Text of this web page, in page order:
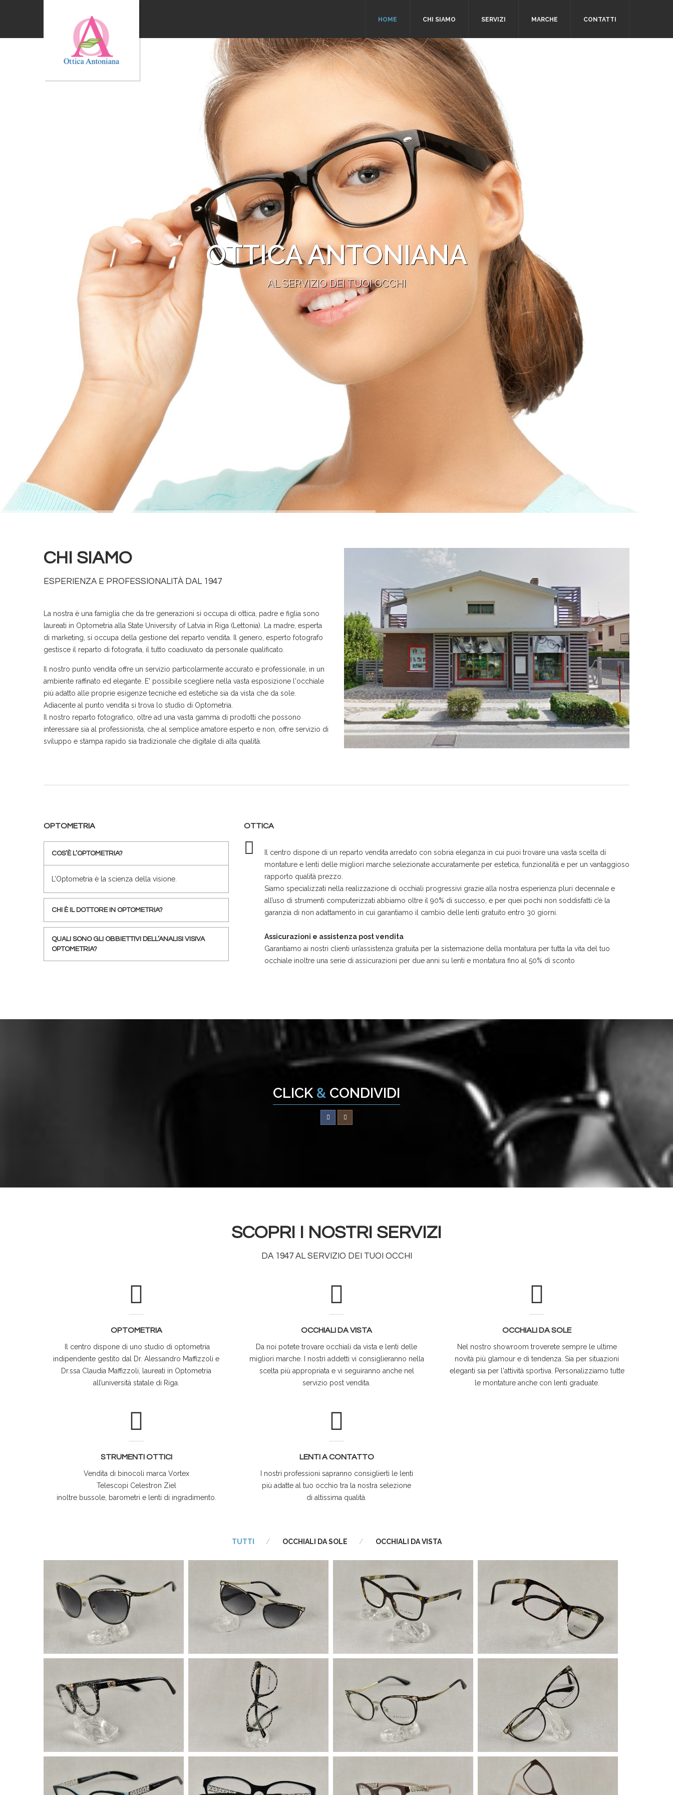
HOME CHI SIAMO SERVIZI MARCHE CONTATTI
CHI SIAMO
ESPERIENZA E PROFESSIONALITÀ DAL 1947
La nostra è una famiglia che da tre generazioni si occupa di ottica, padre e figlia sono
laureati in Optometria alla State University of Latvia in Riga (Lettonia). La madre, esperta
di marketing, si occupa della gestione del reparto vendita. Il genero, esperto fotografo
gestisce il reparto di fotografia, il tutto coadiuvato da personale qualificato.
Il nostro punto vendita offre un servizio particolarmente accurato e professionale, in un
ambiente raffinato ed elegante. E' possibile scegliere nella vasta esposizione l'occhiale
più adatto alle proprie esigenze tecniche ed estetiche sia da vista che da sole.
Adiacente al punto vendita si trova lo studio di Optometria.
Il nostro reparto fotografico, oltre ad una vasta gamma di prodotti che possono
interessare sia al professionista, che al semplice amatore esperto e non, offre servizio di
sviluppo e stampa rapido sia tradizionale che digitale di alta qualità.
OPTOMETRIA
COS’È L’OPTOMETRIA?
L’Optometria è la scienza della visione.
CHI È IL DOTTORE IN OPTOMETRIA?
QUALI SONO GLI OBBIETTIVI DELL’ANALISI VISIVA
OPTOMETRIA?
OTTICA
Il centro dispone di un reparto vendita arredato con sobria eleganza in cui puoi trovare una vasta scelta di
montature e lenti delle migliori marche selezionate accuratamente per estetica, funzionalità e per un vantaggioso
rapporto qualità prezzo.
Siamo specializzati nella realizzazione di occhiali progressivi grazie alla nostra esperienza pluri decennale e
all’uso di strumenti computerizzati abbiamo oltre il 90% di successo, e per quei pochi non soddisfatti c’è la
garanzia di non adattamento in cui garantiamo il cambio delle lenti gratuito entro 30 giorni.
Assicurazioni e assistenza post vendita
Garantiamo ai nostri clienti un’assistenza gratuita per la sistemazione della montatura per tutta la vita del tuo
occhiale inoltre una serie di assicurazioni per due anni su lenti e montatura fino al 50% di sconto
CLICK & CONDIVIDI
SCOPRI I NOSTRI SERVIZI
DA 1947 AL SERVIZIO DEI TUOI OCCHI
OPTOMETRIA
Il centro dispone di uno studio di optometria
indipendente gestito dal Dr. Alessandro Maffizzoli e
Dr.ssa Claudia Maffizzoli, laureati in Optometria
all’università statale di Riga.
OCCHIALI DA VISTA
Da noi potete trovare occhiali da vista e lenti delle
migliori marche. I nostri addetti vi consiglieranno nella
scelta più appropriata e vi seguiranno anche nel
servizio post vendita.
OCCHIALI DA SOLE
Nel nostro showroom troverete sempre le ultime
novità più glamour e di tendenza. Sia per situazioni
eleganti sia per l'attività sportiva. Personalizziamo tutte
le montature anche con lenti graduate.
STRUMENTI OTTICI
Vendita di binocoli marca Vortex
Telescopi Celestron Ziel
inoltre bussole, barometri e lenti di ingradimento.
LENTI A CONTATTO
I nostri professioni sapranno consiglierti le lenti
più adatte al tuo occhio tra la nostra selezione
di altissima qualità.
TUTTI OCCHIALI DA SOLE OCCHIALI DA VISTA